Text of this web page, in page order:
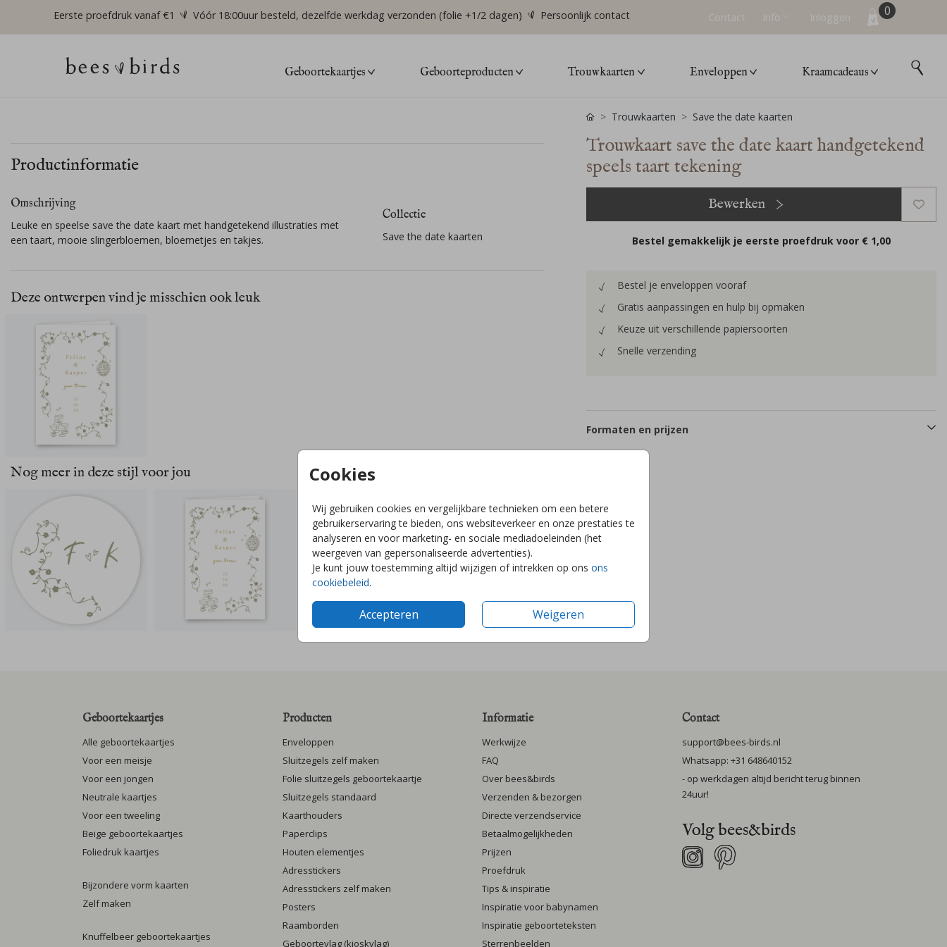
Eerste proefdruk vanaf €1 Vóór 18:00uur besteld, dezelfde werkdag verzonden (folie +1/2 dagen) Persoonlijk contact Contact Info Inloggen 0
Geboortekaartjes Geboorteproducten Trouwkaarten Enveloppen Kraamcadeaus
Cookies
Wij gebruiken cookies en vergelijkbare technieken om een betere
gebruikerservaring te bieden, ons websiteverkeer en onze prestaties te
analyseren en voor marketing- en sociale mediadoeleinden (het
weergeven van gepersonaliseerde advertenties).
Je kunt jouw toestemming altijd wijzigen of intrekken op ons ons
cookiebeleid.
Accepteren Weigeren
Productinformatie
Omschrijving
Leuke en speelse save the date kaart met handgetekend illustraties met
een taart, mooie slingerbloemen, bloemetjes en takjes.
Collectie
Save the date kaarten
Deze ontwerpen vind je misschien ook leuk
Nog meer in deze stijl voor jou
Trouwkaarten Save the date kaarten
Trouwkaart save the date kaart handgetekend
speels taart tekening
Bewerken
Bestel gemakkelijk je eerste proefdruk voor € 1,00
Bestel je enveloppen vooraf
Gratis aanpassingen en hulp bij opmaken
Keuze uit verschillende papiersoorten
Snelle verzending
Formaten en prijzen
Geboortekaartjes
Alle geboortekaartjes
Voor een meisje
Voor een jongen
Neutrale kaartjes
Voor een tweeling
Beige geboortekaartjes
Foliedruk kaartjes
Bijzondere vorm kaarten
Zelf maken
Knuffelbeer geboortekaartjes
Producten
Enveloppen
Sluitzegels zelf maken
Folie sluitzegels geboortekaartje
Sluitzegels standaard
Kaarthouders
Paperclips
Houten elementjes
Adresstickers
Adresstickers zelf maken
Posters
Raamborden
Geboortevlag (kioskvlag)
Informatie
Werkwijze
FAQ
Over bees&birds
Verzenden & bezorgen
Directe verzendservice
Betaalmogelijkheden
Prijzen
Proefdruk
Tips & inspiratie
Inspiratie voor babynamen
Inspiratie geboorteteksten
Sterrenbeelden
Contact
support@bees-birds.nl
Whatsapp: +31 648640152
- op werkdagen altijd bericht terug binnen
24uur!
Volg bees&birds